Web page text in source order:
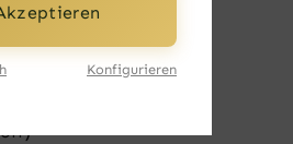
Konfigurieren